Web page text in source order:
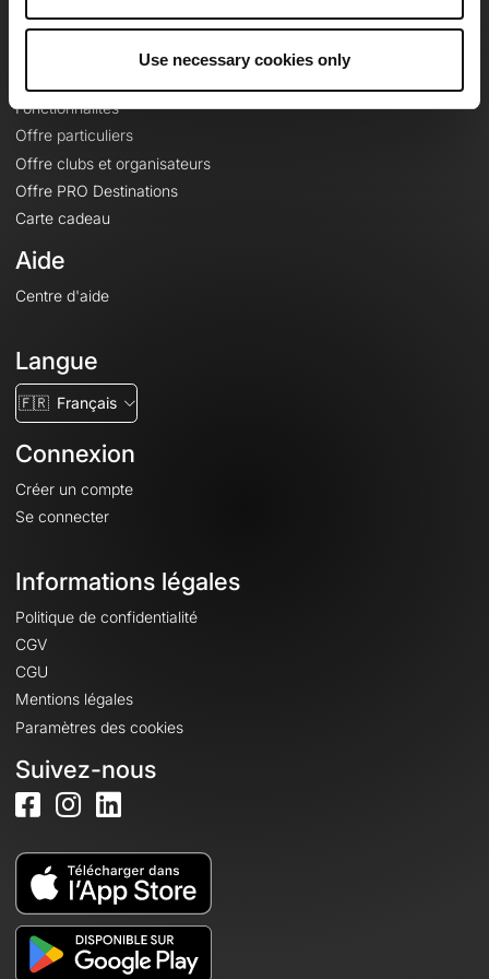
Use necessary cookies only
Fonctionnalités
Offre particuliers
Offre clubs et organisateurs
Offre PRO Destinations
Carte cadeau
Aide
Centre d'aide
Langue
🇫🇷 Français
Connexion
Créer un compte
Se connecter
Informations légales
Politique de confidentialité
CGV
CGU
Mentions légales
Paramètres des cookies
Suivez-nous